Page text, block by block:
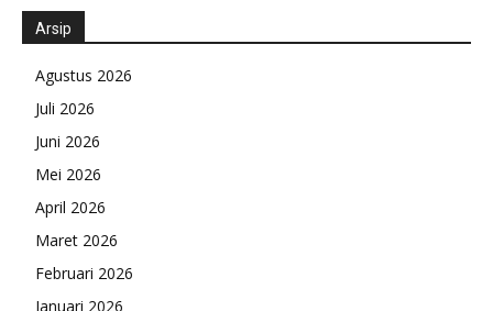
Arsip
Agustus 2026
Juli 2026
Juni 2026
Mei 2026
April 2026
Maret 2026
Februari 2026
Januari 2026